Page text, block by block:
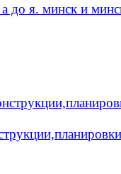
до я. минск и